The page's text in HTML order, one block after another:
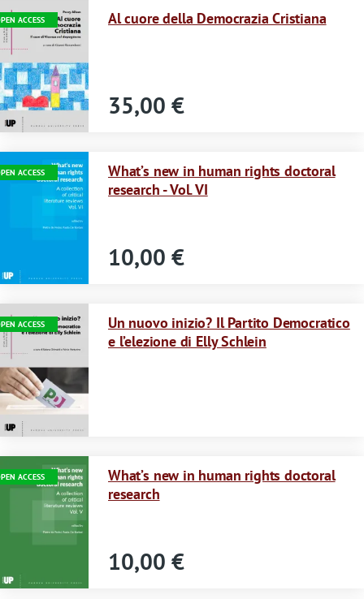
ACCESS
Immagine Al cuore della Democrazia Cristiana
35,00 €
ACCESS
Immagine
What’s new in human rights doctoral
research - Vol. VI
10,00 €
ACCESS
Immagine
Un nuovo inizio? Il Partito Democratico
e l’elezione di Elly Schlein
ACCESS
Immagine
What’s new in human rights doctoral
research
10,00 €